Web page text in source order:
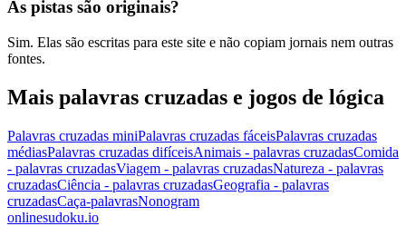
As pistas são originais?
Sim. Elas são escritas para este site e não copiam jornais nem outras
fontes.
Mais palavras cruzadas e jogos de lógica
Palavras cruzadas miniPalavras cruzadas fáceisPalavras cruzadas
médiasPalavras cruzadas difíceisAnimais - palavras cruzadasComida
- palavras cruzadasViagem - palavras cruzadasNatureza - palavras
cruzadasCiência - palavras cruzadasGeografia - palavras
cruzadasCaça-palavrasNonogram
onlinesudoku.io